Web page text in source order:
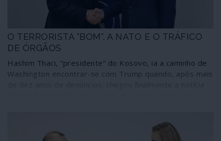
O TERRORISTA "BOM", A NATO E O TRÁFICO
DE ÓRGÃOS
Hashim Thaci, “presidente” do Kosovo, ia a caminho de
Washington encontrar-se com Trump quando, após mais
o que acontecerá agora ao processo num tribunal
especial de Haia. Thaci é há mais de duas décadas um